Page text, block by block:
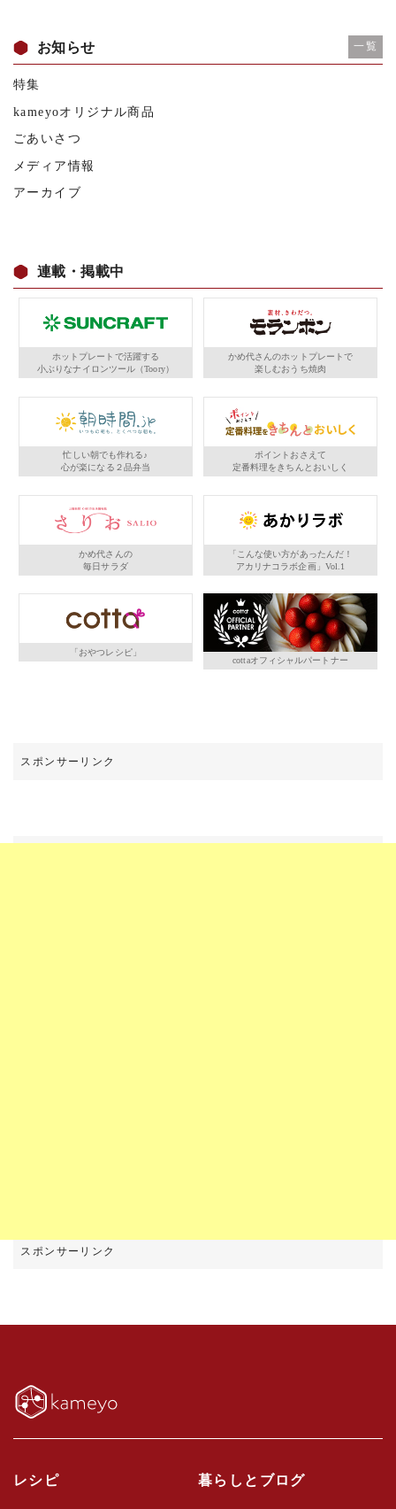
お知らせ 一覧
特集
kameyoオリジナル商品
ごあいさつ
メディア情報
アーカイブ
連載・掲載中
ホットプレートで活躍する
小ぶりなナイロンツール（Toory）
かめ代さんのホットプレートで
楽しむおうち焼肉
忙しい朝でも作れる♪
心が楽になる２品弁当
ポイントおさえて
定番料理をきちんとおいしく
かめ代さんの
毎日サラダ
「こんな使い方があったんだ！
アカリナコラボ企画」Vol.1
「おやつレシピ」
cottaオフィシャルパートナー
レシピ 暮らしとブログ